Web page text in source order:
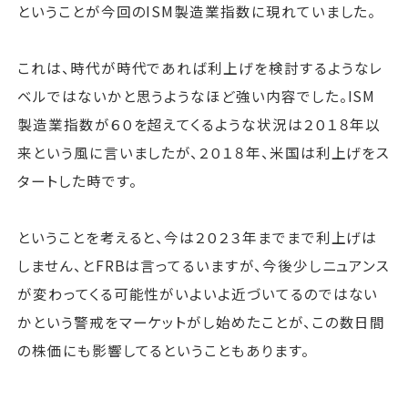
ということが今回のISM製造業指数に現れていました。
これは、時代が時代であれば利上げを検討するようなレ
ベルではないかと思うようなほど強い内容でした。ISM
製造業指数が６０を超えてくるような状況は２０１８年以
来という風に言いましたが、２０１８年、米国は利上げをス
タートした時です。
ということを考えると、今は２０２３年までまで利上げは
しません、とFRBは言ってるいますが、今後少しニュアンス
が変わってくる可能性がいよいよ近づいてるのではない
かという警戒をマーケットがし始めたことが、この数日間
の株価にも影響してるということもあります。